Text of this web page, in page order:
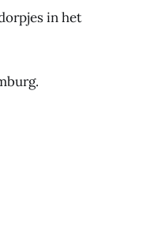
in het